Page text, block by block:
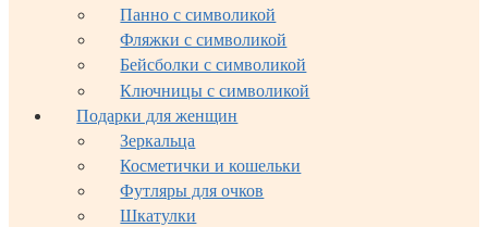
Панно с символикой
Фляжки с символикой
Бейсболки с символикой
Ключницы с символикой
Подарки для женщин
Зеркальца
Косметички и кошельки
Футляры для очков
Шкатулки